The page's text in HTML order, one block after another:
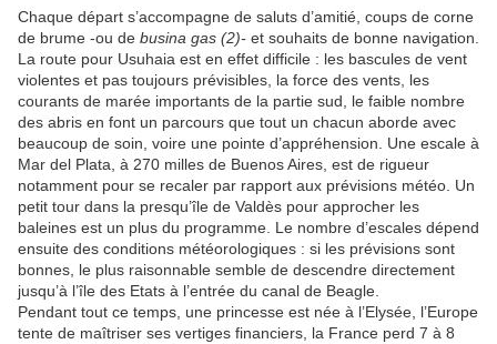
Chaque départ s’accompagne de saluts d’amitié, coups de corne
de brume -ou de busina gas (2)- et souhaits de bonne navigation.
La route pour Usuhaia est en effet difficile : les bascules de vent
violentes et pas toujours prévisibles, la force des vents, les
courants de marée importants de la partie sud, le faible nombre
des abris en font un parcours que tout un chacun aborde avec
beaucoup de soin, voire une pointe d’appréhension. Une escale à
Mar del Plata, à 270 milles de Buenos Aires, est de rigueur
notamment pour se recaler par rapport aux prévisions météo. Un
petit tour dans la presqu’île de Valdès pour approcher les
baleines est un plus du programme. Le nombre d’escales dépend
ensuite des conditions météorologiques : si les prévisions sont
bonnes, le plus raisonnable semble de descendre directement
jusqu’à l’île des Etats à l’entrée du canal de Beagle.
Pendant tout ce temps, une princesse est née à l’Elysée, l’Europe
tente de maîtriser ses vertiges financiers, la France perd 7 à 8